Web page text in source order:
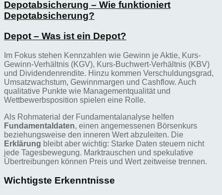
Depotabsicherung – Wie funktioniert
Depotabsicherung?
Depot – Was ist ein Depot?
Im Fokus stehen Kennzahlen wie Gewinn je Aktie, Kurs-
Gewinn-Verhältnis (KGV), Kurs-Buchwert-Verhältnis (KBV)
und Dividendenrendite. Hinzu kommen Verschuldungsgrad,
Umsatzwachstum, Gewinnmargen und Cashflow. Auch
qualitative Punkte wie Managementqualität und
Wettbewerbsposition spielen eine Rolle.
Als Rohmaterial der Fundamentalanalyse helfen
Fundamentaldaten, einen angemessenen Börsenkurs
beziehungsweise den inneren Wert abzuleiten. Die
Erklärung bleibt aber wichtig: Starke Daten steuern nicht
jede Tagesbewegung. Marktrauschen und spekulative
Übertreibungen können Preis und Wert zeitweise trennen.
Wichtigste Erkenntnisse